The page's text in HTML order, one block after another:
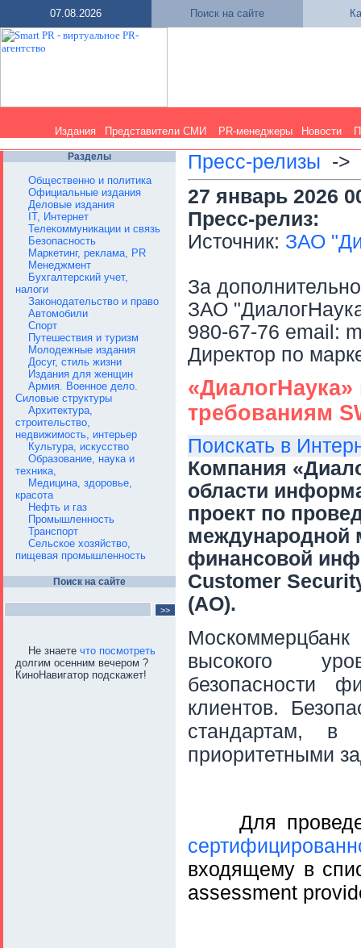
07.08.2026 Поиск на сайте
Издания Представители СМИ PR-менеджеры Новости
Разделы
Общественно и политика
Официальные издания
Деловые издания
IT, Интернет
Телекоммуникации и связь
Безопасность
Маркетинг, реклама, PR
Менеджмент
Бухгалтерский учет,
налоги
Законодательство и право
Автомобили
Спорт
Путешествия и туризм
Молодежные издания
Досуг, стиль жизни
Издания для женщин
Армия. Военное дело.
Силовые структуры
Архитектура,
строительство,
недвижимость, интерьер
Культура, искусство
Образование, наука и
техника,
Медицина, здоровье,
красота
Нефть и газ
Промышленность
Транспорт
Сельское хозяйство,
пищевая промышленность
Поиск на сайте
Не знаете что посмотреть
долгим осенним вечером ?
КиноНавигатор подскажет!
Пресс-релизы ->
27 январь 2026
Пресс-релиз:
Источник: ЗАО
За
ЗАО
980-67-76 email:
Директор по
требованиям
Поискать в
Компания
области
проект по
международной
финансовой
Customer
(АО).
высокого
безопасности
клиентов.
стандартам, в
приоритетными
Для
входящему в
assessment